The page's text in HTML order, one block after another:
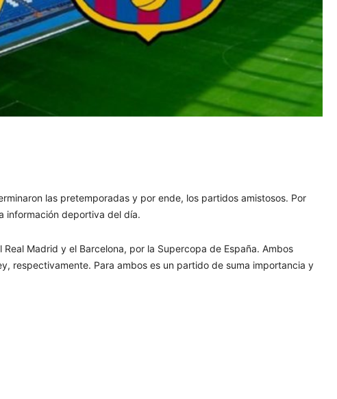
las pretemporadas y por ende, los partidos amistosos. Por
información deportiva del día.
Madrid y el Barcelona, por la Supercopa de España. Ambos
respectivamente. Para ambos es un partido de suma importancia y